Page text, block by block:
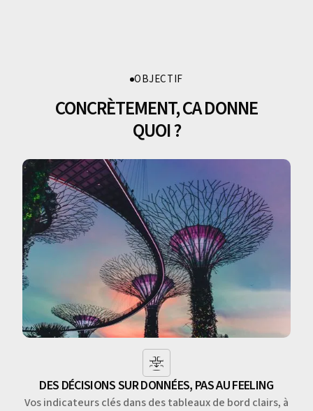
OBJECTIF
CONCRÈTEMENT, CA DONNE
QUOI ?
DES DÉCISIONS SUR DONNÉES, PAS AU FEELING
Vos indicateurs clés dans des tableaux de bord clairs, à